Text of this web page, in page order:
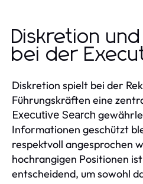
Diskretion
bei der
Diskretion spielt bei der
Führungskräften eine
Executive Search
Informationen geschützt
respektvoll angesprochen
hochrangigen Positionen
entscheidend, um sowohl